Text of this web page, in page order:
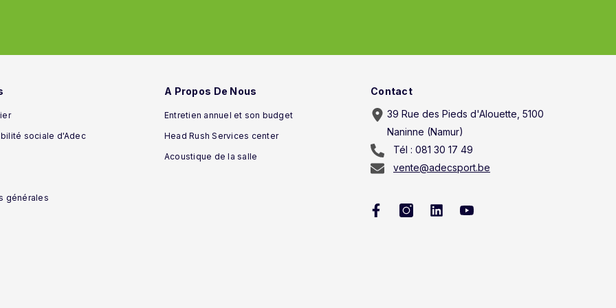
sociale d'Adec
générales
A Propos De Nous
Entretien annuel et son budget
Head Rush Services center
Acoustique de la salle
Contact
39 Rue des Pieds d'Alouette, 5100
Naninne (Namur)
Tél : 081 30 17 49
vente@adecsport.be